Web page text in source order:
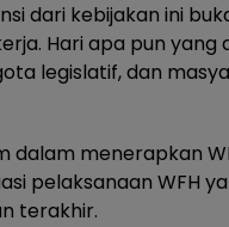
dari kebijakan ini
Hari apa pun
legislatif, dan
dalam menerapkan
pelaksanaan WFH
terakhir.